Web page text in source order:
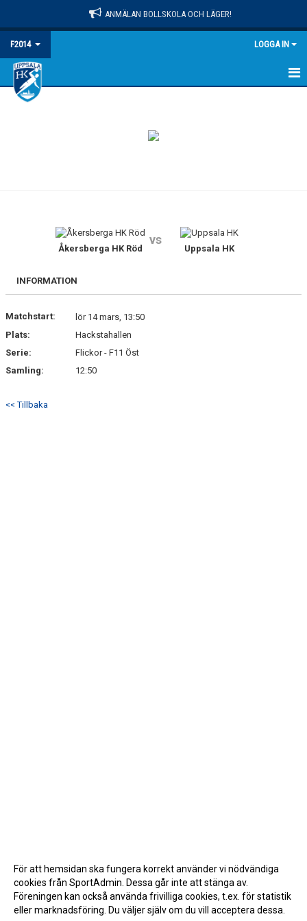
ANMÄLAN BOLLSKOLA OCH LÄGER!
F2014 LOGGA IN
HEM
BILDGALLERI
DOKUMENT
Åkersberga HK Röd
vs
Uppsala HK
INFORMATION
Matchstart:
lör 14 mars, 13:50
Plats:
Hackstahallen
Serie:
Flickor - F11 Öst
Samling:
12:50
<< Tillbaka
För att hemsidan ska fungera korrekt använder vi nödvändiga
cookies från SportAdmin. Dessa går inte att stänga av.
Föreningen kan också använda frivilliga cookies, t.ex. för statistik
eller marknadsföring. Du väljer själv om du vill acceptera dessa.